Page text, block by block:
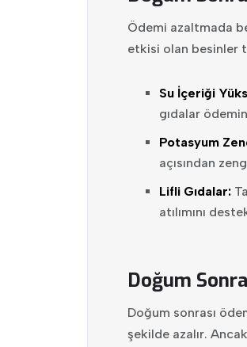
Ödemi azaltmada
etkisi olan besinler
Su İçeriği
gıdalar
Potasyum
açısından
Lifli Gıdalar:
atılımını
Doğum
Doğum sonrası
şekilde azalır.